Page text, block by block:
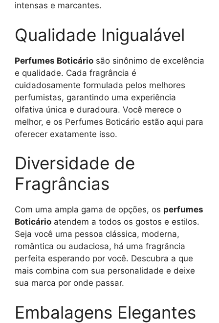
intensas e marcantes.
Qualidade Inigualável
Perfumes Boticário são sinônimo de excelência
e qualidade. Cada fragrância é
cuidadosamente formulada pelos melhores
perfumistas, garantindo uma experiência
olfativa única e duradoura. Você merece o
melhor, e os Perfumes Boticário estão aqui para
oferecer exatamente isso.
Diversidade de
Fragrâncias
Com uma ampla gama de opções, os perfumes
Boticário atendem a todos os gostos e estilos.
Seja você uma pessoa clássica, moderna,
romântica ou audaciosa, há uma fragrância
perfeita esperando por você. Descubra a que
mais combina com sua personalidade e deixe
sua marca por onde passar.
Embalagens Elegantes